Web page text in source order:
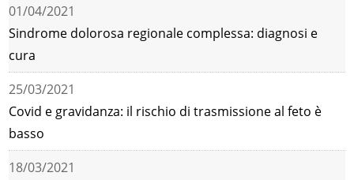
01/04/2021
Sindrome dolorosa regionale complessa: diagnosi e
cura
25/03/2021
Covid e gravidanza: il rischio di trasmissione al feto è
basso
18/03/2021